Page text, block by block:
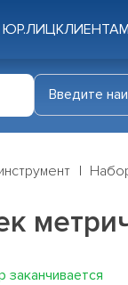
ЮР.ЛИЦКЛИЕНТАМ
заканчивается